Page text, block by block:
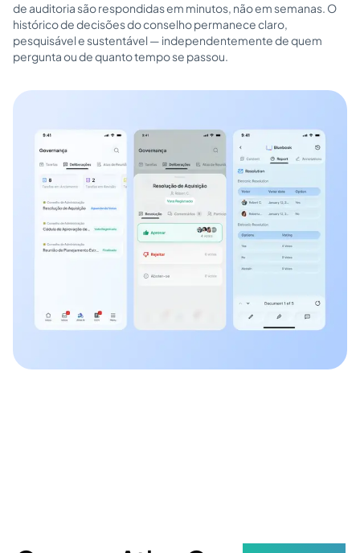
de auditoria são respondidas em minutos, não em semanas. O
histórico de decisões do conselho permanece claro,
pesquisável e sustentável — independentemente de quem
pergunta ou de quanto tempo se passou.